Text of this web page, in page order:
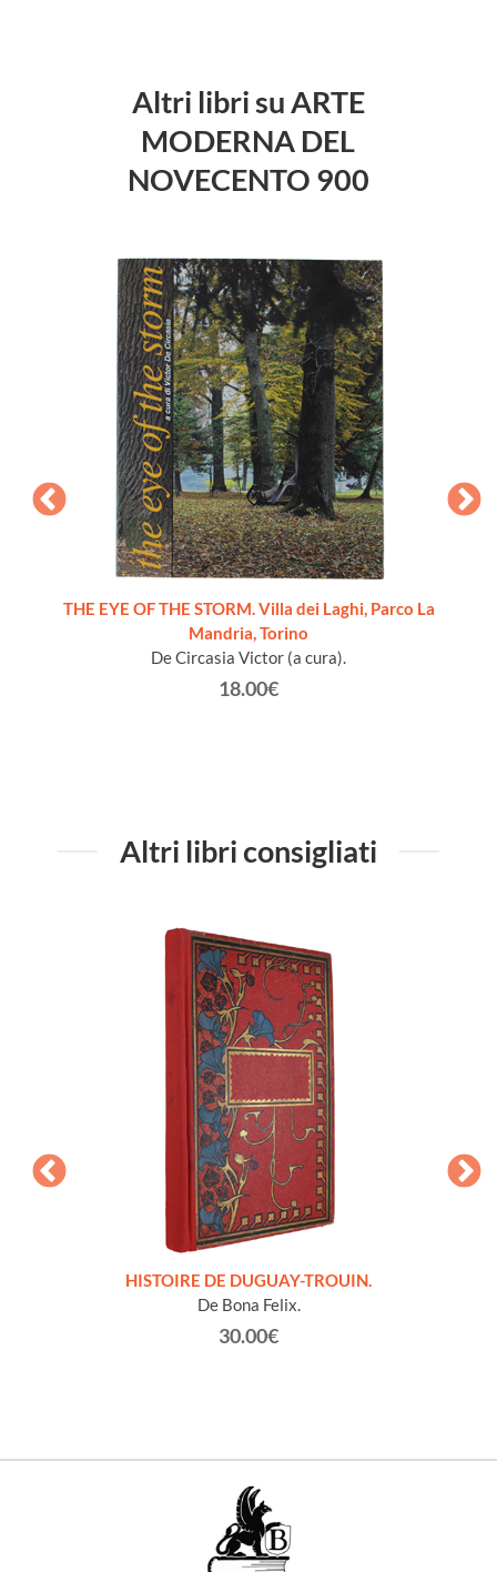
Altri libri su ARTE
MODERNA DEL
NOVECENTO 900
THE EYE OF THE STORM. Villa dei Laghi, Parco La
Mandria, Torino
De Circasia Victor (a cura).
18.00€
Altri libri consigliati
HISTOIRE DE DUGUAY-TROUIN.
De Bona Felix.
30.00€